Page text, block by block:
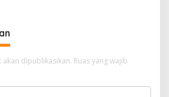
dipublikasikan. Ruas yang wajib